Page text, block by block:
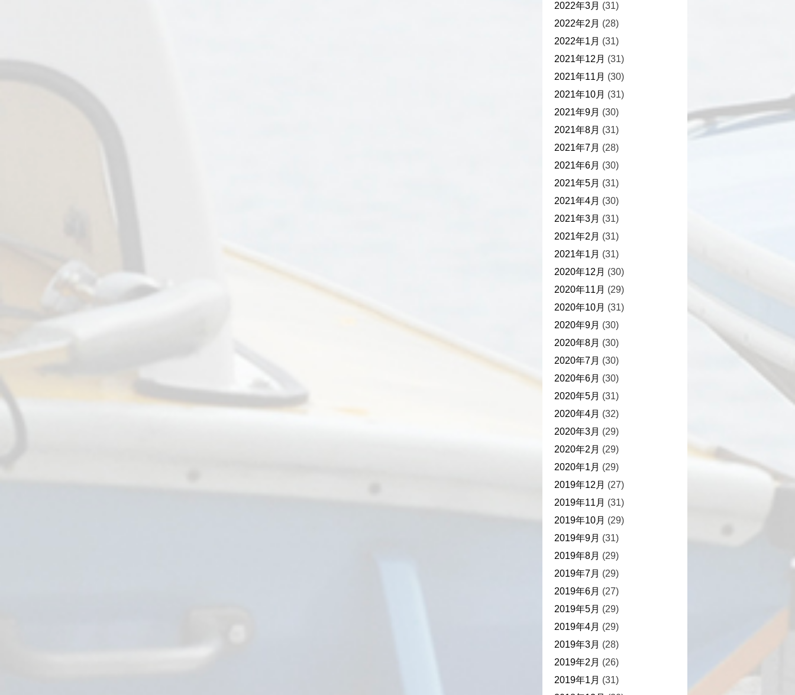
2022年3月 (31)
2022年2月 (28)
2022年1月 (31)
2021年12月 (31)
2021年11月 (30)
2021年10月 (31)
2021年9月 (30)
2021年8月 (31)
2021年7月 (28)
2021年6月 (30)
2021年5月 (31)
2021年4月 (30)
2021年3月 (31)
2021年2月 (31)
2021年1月 (31)
2020年12月 (30)
2020年11月 (29)
2020年10月 (31)
2020年9月 (30)
2020年8月 (30)
2020年7月 (30)
2020年6月 (30)
2020年5月 (31)
2020年4月 (32)
2020年3月 (29)
2020年2月 (29)
2020年1月 (29)
2019年12月 (27)
2019年11月 (31)
2019年10月 (29)
2019年9月 (31)
2019年8月 (29)
2019年7月 (29)
2019年6月 (27)
2019年5月 (29)
2019年4月 (29)
2019年3月 (28)
2019年2月 (26)
2019年1月 (31)